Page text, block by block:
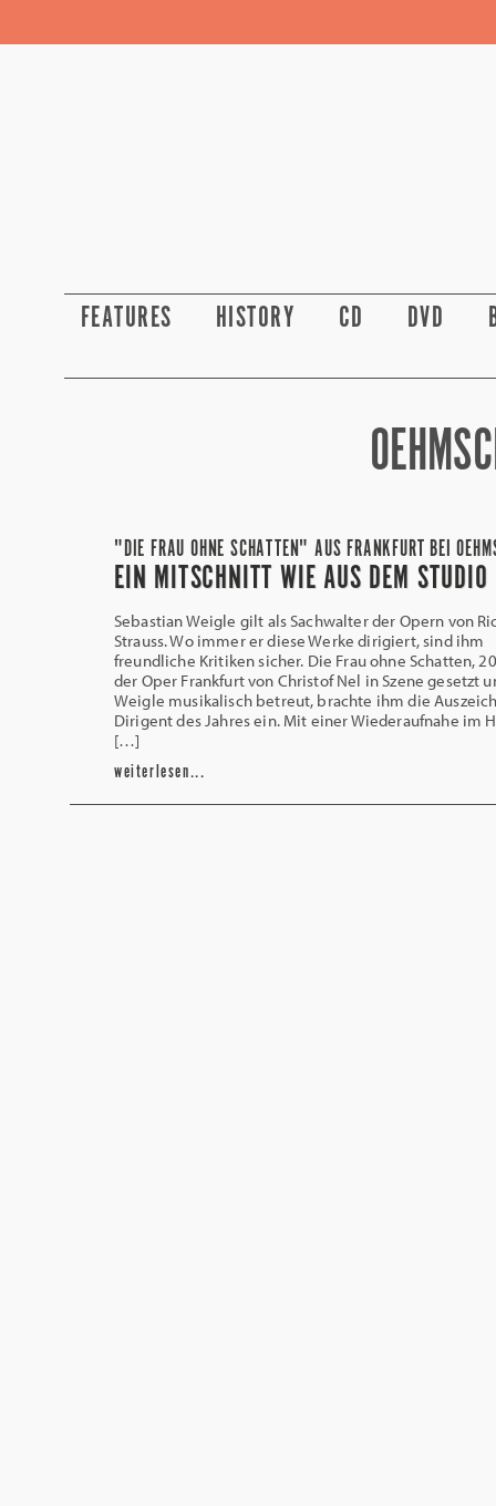
FEATURES HISTORY CD DVD
"DIE FRAU OHNE SCHATTEN" AUS FRANKFURT BEI
EIN MITSCHNITT WIE AUS DEM STUDIO
Sebastian Weigle gilt als Sachwalter der Opern von
Strauss. Wo immer er diese Werke dirigiert, sind ihm
freundliche Kritiken sicher. Die Frau ohne Schatten,
der Oper Frankfurt von Christof Nel in Szene gesetzt
Weigle musikalisch betreut, brachte ihm die
Dirigent des Jahres ein. Mit einer Wiederaufnahe im
[…]
weiterlesen...